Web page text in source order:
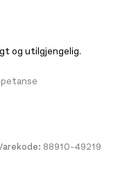
komfortabel
med fløyte.
resirkulert
lomme for
og utilgjengelig.
88910-49219